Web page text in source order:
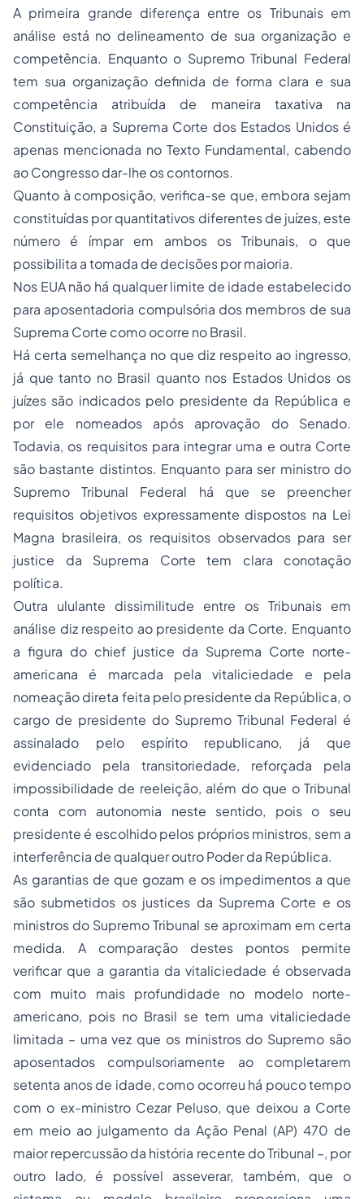
A primeira grande diferença entre os Tribunais em
análise está no delineamento de sua organização e
competência. Enquanto o Supremo Tribunal Federal
tem sua organização definida de forma clara e sua
competência atribuída de maneira taxativa na
Constituição, a Suprema Corte dos Estados Unidos é
apenas mencionada no Texto Fundamental, cabendo
ao Congresso dar-lhe os contornos.
Quanto à composição, verifica-se que, embora sejam
constituídas por quantitativos diferentes de juízes, este
número é ímpar em ambos os Tribunais, o que
possibilita a tomada de decisões por maioria.
Nos EUA não há qualquer limite de idade estabelecido
para aposentadoria compulsória dos membros de sua
Suprema Corte como ocorre no Brasil.
Há certa semelhança no que diz respeito ao ingresso,
já que tanto no Brasil quanto nos Estados Unidos os
juízes são indicados pelo presidente da República e
por ele nomeados após aprovação do Senado.
Todavia, os requisitos para integrar uma e outra Corte
são bastante distintos. Enquanto para ser ministro do
Supremo Tribunal Federal há que se preencher
requisitos objetivos expressamente dispostos na Lei
Magna brasileira, os requisitos observados para ser
justice da Suprema Corte tem clara conotação
política.
Outra ululante dissimilitude entre os Tribunais em
análise diz respeito ao presidente da Corte. Enquanto
a figura do chief justice da Suprema Corte norte-
americana é marcada pela vitaliciedade e pela
nomeação direta feita pelo presidente da República, o
cargo de presidente do Supremo Tribunal Federal é
assinalado pelo espírito republicano, já que
evidenciado pela transitoriedade, reforçada pela
impossibilidade de reeleição, além do que o Tribunal
conta com autonomia neste sentido, pois o seu
presidente é escolhido pelos próprios ministros, sem a
interferência de qualquer outro Poder da República.
As garantias de que gozam e os impedimentos a que
são submetidos os justices da Suprema Corte e os
ministros do Supremo Tribunal se aproximam em certa
medida. A comparação destes pontos permite
verificar que a garantia da vitaliciedade é observada
com muito mais profundidade no modelo norte-
americano, pois no Brasil se tem uma vitaliciedade
limitada – uma vez que os ministros do Supremo são
aposentados compulsoriamente ao completarem
setenta anos de idade, como ocorreu há pouco tempo
com o ex-ministro Cezar Peluso, que deixou a Corte
em meio ao julgamento da Ação Penal (AP) 470 de
maior repercussão da história recente do Tribunal –, por
outro lado, é possível asseverar, também, que o